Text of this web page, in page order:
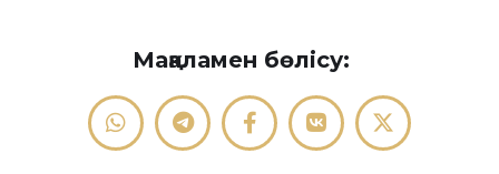
Мақаламен бөлісу: